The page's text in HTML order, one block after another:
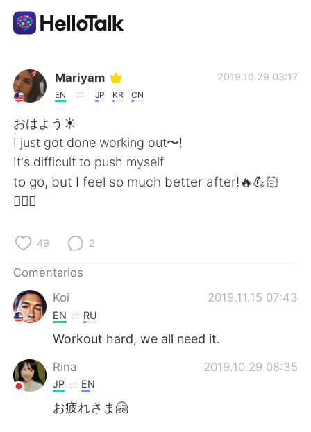
Aplicación de intercambio de idiomas
AI Grammar Checker
Español
繁體中文
Français
日本語
ไทย
Indonesia
Mariyam
EN JP KR CN
2019.10.29 03:17
おはよう☀
I just got done working out〜!
It's difficult to push myself
to go, but I feel so much better after!🔥💪🏻
🏋🏻‍♀️
49 2
Comentarios
Koi
2019.11.15 07:43
EN RU
Workout hard, we all need it.
Rina 2019.10.29 08:35
JP EN
お疲れさま🤗